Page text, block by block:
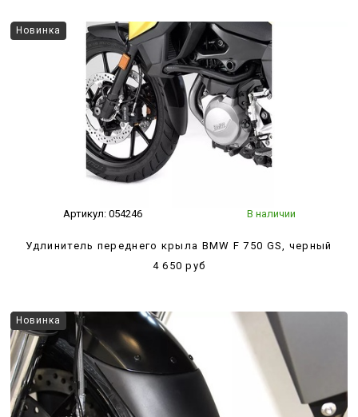
Новинка
Артикул: 054246 В наличии
Удлинитель переднего крыла BMW F 750 GS, черный
4 650 руб
Новинка